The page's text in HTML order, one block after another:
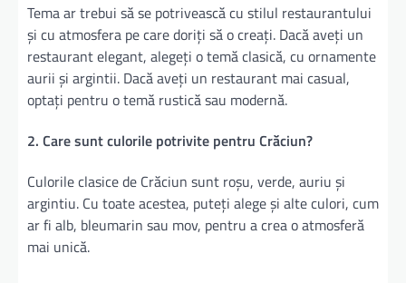
Tema ar trebui să se potrivească cu stilul restaurantului
și cu atmosfera pe care doriți să o creați. Dacă aveți un
restaurant elegant, alegeți o temă clasică, cu ornamente
aurii și argintii. Dacă aveți un restaurant mai casual,
optați pentru o temă rustică sau modernă.
2. Care sunt culorile potrivite pentru Crăciun?
Culorile clasice de Crăciun sunt roșu, verde, auriu și
argintiu. Cu toate acestea, puteți alege și alte culori, cum
ar fi alb, bleumarin sau mov, pentru a crea o atmosferă
mai unică.